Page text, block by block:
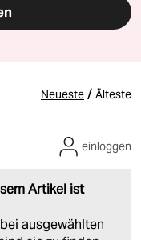
Neueste / Älteste
Artikel ist
ausgewählten
einloggen